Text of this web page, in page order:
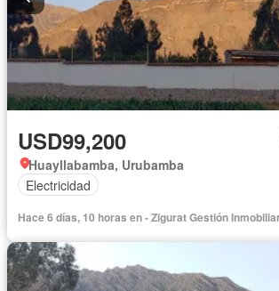
USD99,200
Huayllabamba, Urubamba
Electricidad
Hace 6 días, 10 horas en - Zigurat Gestión